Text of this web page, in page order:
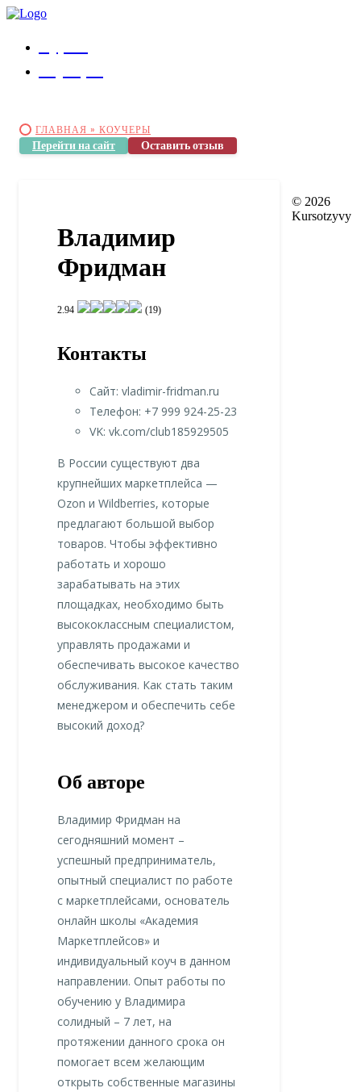
ГЛАВНАЯ » КОУЧЕРЫ
Перейти на сайт Оставить отзыв
Владимир
Фридман
2.94 (19)
Контакты
Сайт: vladimir-fridman.ru
Телефон: +7 999 924-25-23
VK: vk.com/club185929505
В России существуют два
крупнейших маркетплейса —
Ozon и Wildberries, которые
предлагают большой выбор
товаров. Чтобы эффективно
работать и хорошо
зарабатывать на этих
площадках, необходимо быть
высококлассным специалистом,
управлять продажами и
обеспечивать высокое качество
обслуживания. Как стать таким
менеджером и обеспечить себе
высокий доход?
Об авторе
Владимир Фридман на
сегодняшний момент –
успешный предприниматель,
опытный специалист по работе
с маркетплейсами, основатель
онлайн школы «Академия
Маркетплейсов» и
индивидуальный коуч в данном
направлении. Опыт работы по
обучению у Владимира
солидный – 7 лет, на
протяжении данного срока он
помогает всем желающим
открыть собственные магазины
© 2026
Kursotzyvy